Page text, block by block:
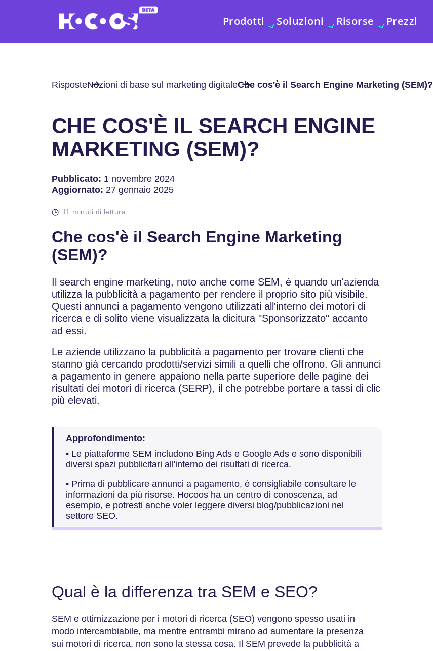
Prodotti Soluzioni Risorse Prezzi
RisposteNozioni di base sul marketing digitaleChe cos'è il Search Engine Marketing (SEM)?
CHE COS'È IL SEARCH ENGINE
MARKETING (SEM)?
Pubblicato: 1 novembre 2024
Aggiornato: 27 gennaio 2025
11 minuti di lettura
Che cos'è il Search Engine Marketing
(SEM)?
Il search engine marketing, noto anche come SEM, è quando un'azienda
utilizza la pubblicità a pagamento per rendere il proprio sito più visibile.
Questi annunci a pagamento vengono utilizzati all'interno dei motori di
ricerca e di solito viene visualizzata la dicitura "Sponsorizzato" accanto
ad essi.
Le aziende utilizzano la pubblicità a pagamento per trovare clienti che
stanno già cercando prodotti/servizi simili a quelli che offrono. Gli annunci
a pagamento in genere appaiono nella parte superiore delle pagine dei
risultati dei motori di ricerca (SERP), il che potrebbe portare a tassi di clic
più elevati.
Approfondimento:
• Le piattaforme SEM includono Bing Ads e Google Ads e sono disponibili
diversi spazi pubblicitari all'interno dei risultati di ricerca.
• Prima di pubblicare annunci a pagamento, è consigliabile consultare le
informazioni da più risorse. Hocoos ha un centro di conoscenza, ad
esempio, e potresti anche voler leggere diversi blog/pubblicazioni nel
settore SEO.
Qual è la differenza tra SEM e SEO?
SEM e ottimizzazione per i motori di ricerca (SEO) vengono spesso usati in
modo intercambiabile, ma mentre entrambi mirano ad aumentare la presenza
sui motori di ricerca, non sono la stessa cosa. Il SEM prevede la pubblicità a